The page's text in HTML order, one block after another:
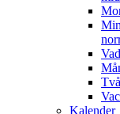
Kalender